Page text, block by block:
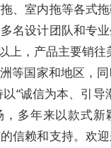
、室内拖等各式
名设计团队和专
上，产品主要销往
等国家和地区，
“诚信为本、引导
多年来以款式新
信赖和支持。欢